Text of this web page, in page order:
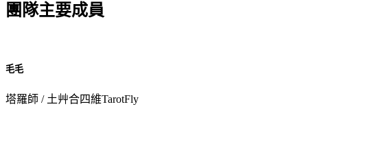
團隊主要成員
毛毛
塔羅師 / 土艸合四維TarotFly